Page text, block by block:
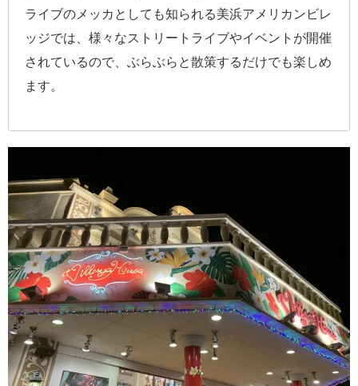
ライブのメッカとしても知られる美浜アメリカンビレ
ッジでは、様々なストリートライブやイベントが開催
されているので、ぶらぶらと散策するだけでも楽しめ
ます。